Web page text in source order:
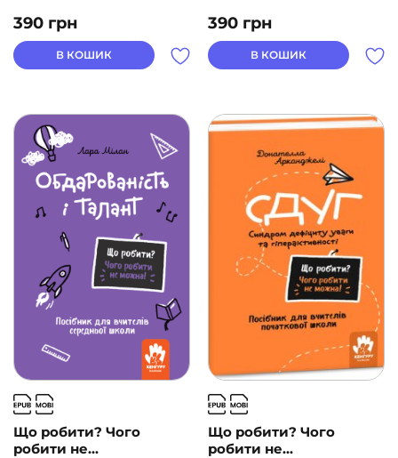
390 грн
В КОШИК
390 грн
В КОШИК
Що робити? Чого
робити не...
Що робити? Чого
робити не...